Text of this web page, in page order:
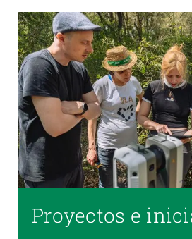
Proyectos e